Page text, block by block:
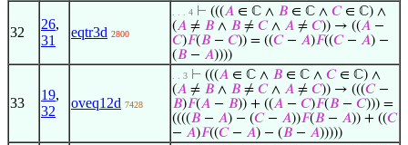
32
26,
31
eqtr3d 2800
. . . 4 ⊢ (((𝐴 ∈ ℂ ∧ 𝐵 ∈ ℂ ∧ 𝐶∈ ℂ) ∧
(𝐴 ≠ 𝐵 ∧ 𝐵 ≠ 𝐶∧ 𝐴 ≠ 𝐶)) → ((𝐴 −
𝐶)𝐹(𝐵 − 𝐶)) = ((𝐶− 𝐴)𝐹((𝐶− 𝐴) −
(𝐵 − 𝐴))))
33
19,
32
oveq12d 7428
. . 3 ⊢ (((𝐴 ∈ ℂ ∧ 𝐵 ∈ ℂ ∧ 𝐶∈ ℂ) ∧
(𝐴 ≠ 𝐵 ∧ 𝐵 ≠ 𝐶∧ 𝐴 ≠ 𝐶)) → (((𝐶−
𝐵)𝐹(𝐴 − 𝐵)) + ((𝐴 − 𝐶)𝐹(𝐵 − 𝐶))) =
((((𝐵 − 𝐴) − (𝐶− 𝐴))𝐹(𝐵 − 𝐴)) + ((𝐶
− 𝐴)𝐹((𝐶− 𝐴) − (𝐵 − 𝐴)))))